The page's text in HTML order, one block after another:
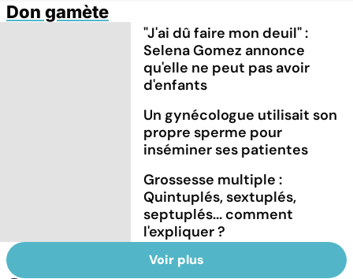
Don gamète
"J'ai dû faire mon deuil" :
Selena Gomez annonce
qu'elle ne peut pas avoir
d'enfants
Un gynécologue utilisait son
propre sperme pour
inséminer ses patientes
Grossesse multiple :
Quintuplés, sextuplés,
septuplés... comment
l'expliquer ?
Voir plus